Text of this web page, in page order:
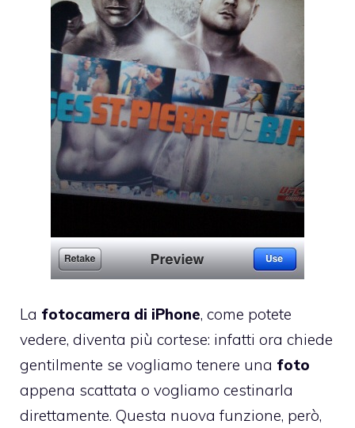
La fotocamera di iPhone, come potete
vedere, diventa più cortese: infatti ora chiede
gentilmente se vogliamo tenere una foto
appena scattata o vogliamo cestinarla
direttamente. Questa nuova funzione, però,